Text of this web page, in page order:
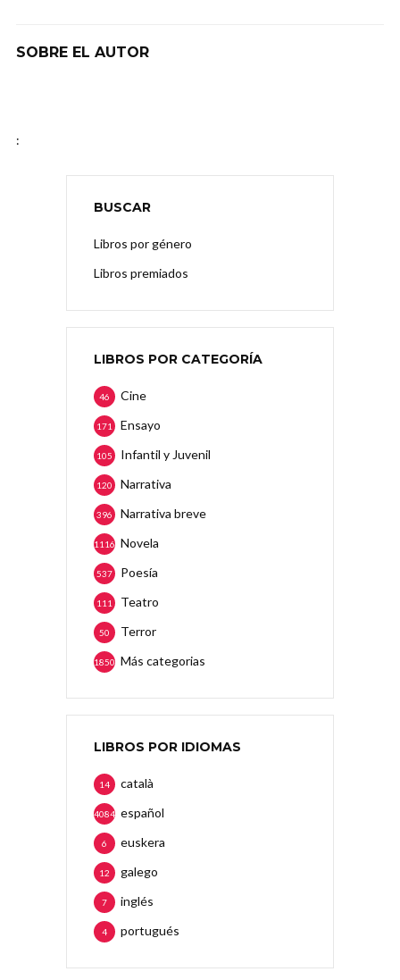
SOBRE EL AUTOR
:
BUSCAR
Libros por género
Libros premiados
LIBROS POR CATEGORÍA
Cine
46
Ensayo
171
Infantil y Juvenil
105
Narrativa
120
Narrativa breve
396
Novela
1116
Poesía
537
Teatro
111
Terror
50
Más categorias
1850
LIBROS POR IDIOMAS
català
14
español
4084
euskera
6
galego
12
inglés
7
portugués
4